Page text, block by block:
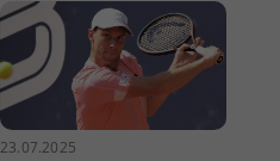
23.07.2025